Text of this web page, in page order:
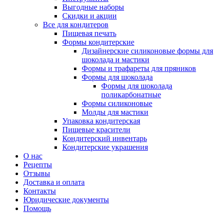
Выгодные наборы
Скидки и акции
Все для кондитеров
Пищевая печать
Формы кондитерские
Дизайнерские силиконовые формы для
шоколада и мастики
Формы и трафареты для пряников
Формы для шоколада
Формы для шоколада
поликарбонатные
Формы силиконовые
Молды для мастики
Упаковка кондитерская
Пищевые красители
Кондитерский инвентарь
Кондитерские украшения
О нас
Рецепты
Отзывы
Доставка и оплата
Контакты
Юридические документы
Помощь